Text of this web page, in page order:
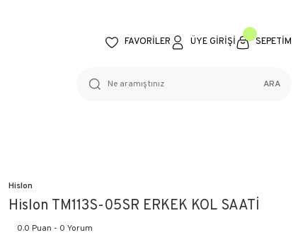
FAVORİLER ÜYE GİRİŞİ SEPETİM
ARA
Hislon
Hislon TM113S-05SR ERKEK KOL SAATİ
0.0 Puan - 0 Yorum